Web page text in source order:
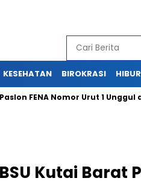
KESEHATAN BIROKRASI
FENA Nomor Urut 1 Unggul di
Kutai Barat